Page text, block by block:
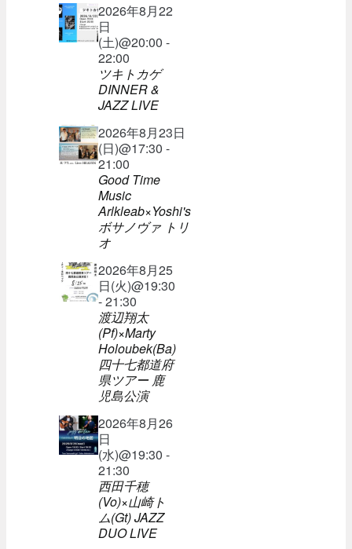
2026年8月22
日
(土)@20:00 -
22:00
ツキトカゲ
DINNER &
JAZZ LIVE
2026年8月23日
(日)@17:30 -
21:00
Good Time
Music
Arlkleab×Yoshi's
ボサノヴァ トリ
オ
2026年8月25
日(火)@19:30
- 21:30
渡辺翔太
(Pf)×Marty
Holoubek(Ba)
四十七都道府
県ツアー 鹿
児島公演
2026年8月26
日
(水)@19:30 -
21:30
西田千穂
(Vo)×山崎ト
ム(Gt) JAZZ
DUO LIVE